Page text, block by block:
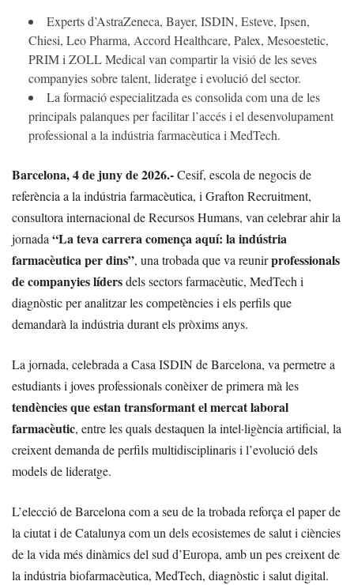
Experts d’AstraZeneca, Bayer, ISDIN, Esteve, Ipsen,
Chiesi, Leo Pharma, Accord Healthcare, Palex, Mesoestetic,
PRIM i ZOLL Medical van compartir la visió de les seves
companyies sobre talent, lideratge i evolució del sector.
La formació especialitzada es consolida com una de les
principals palanques per facilitar l’accés i el desenvolupament
professional a la indústria farmacèutica i MedTech.
Barcelona, 4 de juny de 2026.-Cesif, escola de negocis de
referència a la indústria farmacèutica, i Grafton Recruitment,
consultora internacional de Recursos Humans, van celebrar ahir la
jornada“La teva carrera comença aquí: la indústria
farmacèutica per dins”, una trobada que va reunirprofessionals
de companyies lídersdels sectors farmacèutic, MedTech i
diagnòstic per analitzar les competències i els perfils que
demandarà la indústria durant els pròxims anys.
La jornada, celebrada a Casa ISDIN de Barcelona, va permetre a
estudiants i joves professionals conèixer de primera mà les
tendències que estan transformant el mercat laboral
farmacèutic, entre les quals destaquen la intel·ligència artificial, la
creixent demanda de perfils multidisciplinaris i l’evolució dels
models de lideratge.
L’elecció de Barcelona com a seu de la trobada reforça el paper de
la ciutat i de Catalunya com un dels ecosistemes de salut i ciències
de la vida més dinàmics del sud d’Europa, amb un pes creixent de
la indústria biofarmacèutica, MedTech, diagnòstic i salut digital.